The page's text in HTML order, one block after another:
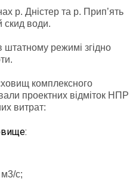
р. Дністер та р. Прип’ять
скид води.
режимі згідно
комплексного
проектних відміток НПР
витрат:
м3/с;